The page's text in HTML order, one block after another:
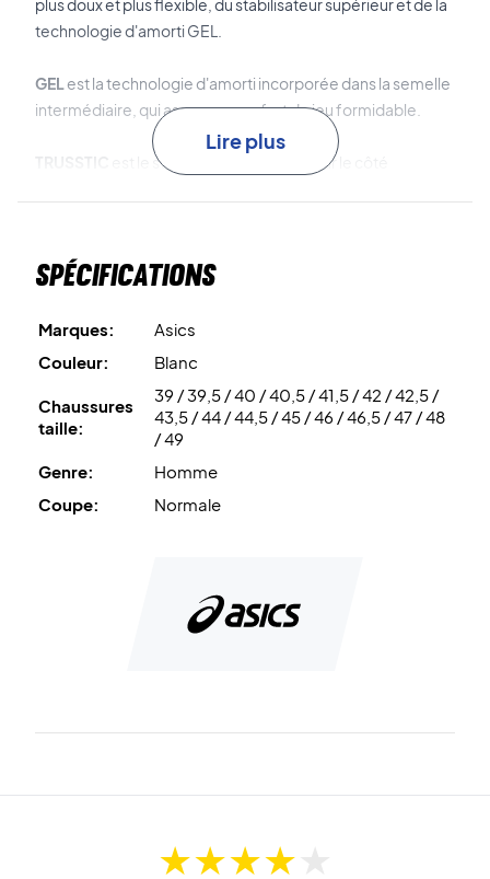
plus doux et plus flexible, du stabilisateur supérieur et de la
technologie d'amorti GEL.
GELest la technologie d'amorti incorporée dans la semelle
intermédiaire, qui assure un confort de jeu formidable.
est le stabilisateur incorporé sur le côté
Élevez votre jeu au niveau supérieur - achetez cette paire
Couleur : Blanc et bleu.
Lire plus
Spécifications
Marques:
Asics
Couleur:
Blanc
Chaussures
taille:
39 / 39,5 / 40 / 40,5 / 41,5 / 42 / 42,5 /
43,5 / 44 / 44,5 / 45 / 46 / 46,5 / 47 / 48
/ 49
Genre:
Homme
Coupe:
Normale